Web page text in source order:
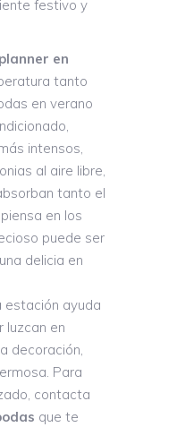
festivo y
en
tanto
en verano
intensos,
al aire libre,
tanto el
en los
puede ser
delicia en
estación ayuda
luzcan en
decoración,
Para
contacta
que te